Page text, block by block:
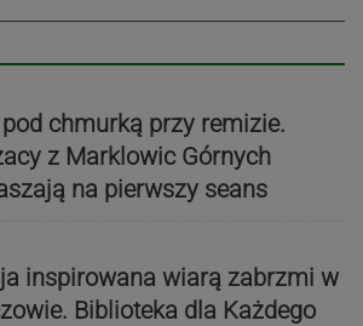
chmurką przy remizie.
z Marklowic Górnych
na pierwszy seans
inspirowana wiarą zabrzmi w
Biblioteka dla Każdego